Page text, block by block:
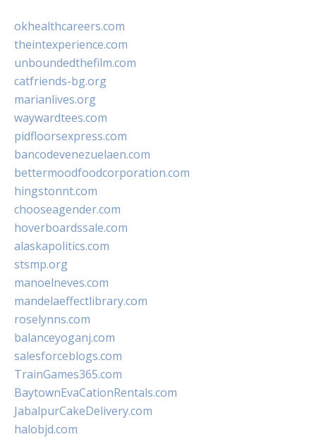
okhealthcareers.com
theintexperience.com
unboundedthefilm.com
catfriends-bg.org
marianlives.org
waywardtees.com
pidfloorsexpress.com
bancodevenezuelaen.com
bettermoodfoodcorporation.com
hingstonnt.com
chooseagender.com
hoverboardssale.com
alaskapolitics.com
stsmp.org
manoelneves.com
mandelaeffectlibrary.com
roselynns.com
balanceyoganj.com
salesforceblogs.com
TrainGames365.com
BaytownEvaCationRentals.com
JabalpurCakeDelivery.com
halobjd.com